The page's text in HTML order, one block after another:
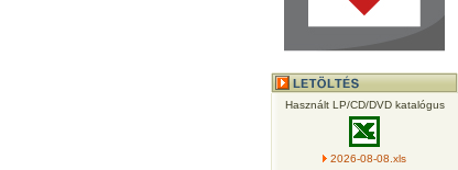
Használt LP/CD/DVD katalógus
2026-08-08.xls